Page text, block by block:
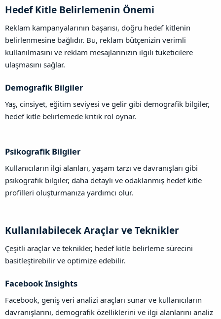
ı
K
o
p
y
a
a
Hedef Kitle Belirlemenin Önemi​
Reklam kampanyalarının başarısı, doğru hedef kitlenin
belirlenmesine bağlıdır. Bu, reklam bütçenizin verimli
kullanılmasını ve reklam mesajlarınızın ilgili tüketicilere
ulaşmasını sağlar.
Demografik Bilgiler​
Yaş, cinsiyet, eğitim seviyesi ve gelir gibi demografik bilgiler,
hedef kitle belirlemede kritik rol oynar.
Psikografik Bilgiler​
Kullanıcıların ilgi alanları, yaşam tarzı ve davranışları gibi
psikografik bilgiler, daha detaylı ve odaklanmış hedef kitle
profilleri oluşturmanıza yardımcı olur.
Kullanılabilecek Araçlar ve Teknikler​
Çeşitli araçlar ve teknikler, hedef kitle belirleme sürecini
basitleştirebilir ve optimize edebilir.
Facebook Insights​
Facebook, geniş veri analizi araçları sunar ve kullanıcıların
davranışlarını, demografik özelliklerini ve ilgi alanlarını analiz